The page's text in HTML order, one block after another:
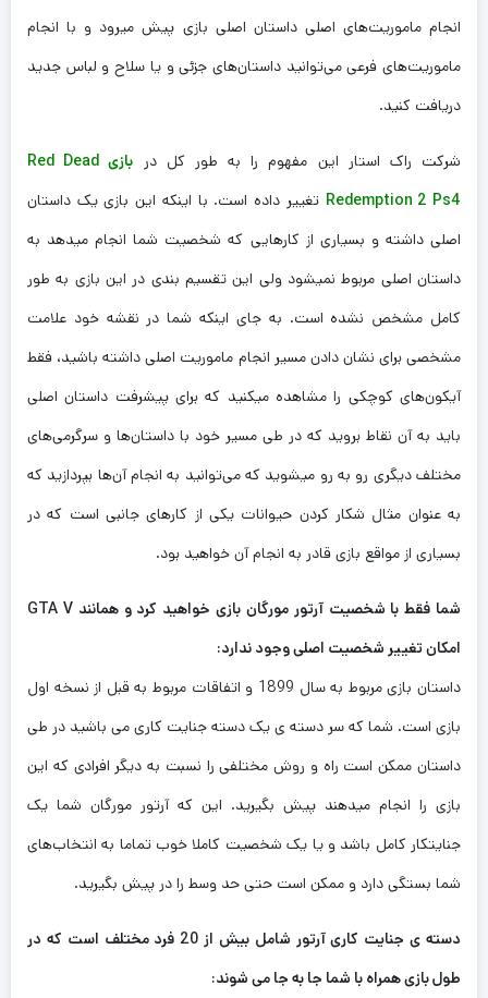
انجام ماموریت‌های اصلی داستان اصلی بازی پیش میرود و با انجام
ماموریت‌های فرعی می‌توانید داستان‌های جزئی و یا سلاح و لباس جدید
دریافت کنید.
شرکت راک استار این مفهوم را به طور کل در
بازی Red Dead
Redemption 2 Ps4 تغییر داده است. با اینکه این بازی یک داستان
اصلی داشته و بسیاری از کارهایی که شخصیت شما انجام میدهد به
داستان اصلی مربوط نمی­شود ولی این تقسیم بندی در این بازی به طور
کامل مشخص نشده است. به جای اینکه شما در نقشه خود علامت
مشخصی برای نشان دادن مسیر انجام ماموریت اصلی داشته باشید، فقط
آیکون‌های کوچکی را مشاهده میکنید که برای پیشرفت داستان اصلی
باید به آن نقاط بروید که در طی مسیر خود با داستان‌ها و سرگرمی‌های
مختلف دیگری رو به رو میشوید که می‌توانید به انجام آن‌ها بپردازید که
به عنوان مثال شکار کردن حیوانات یکی از کارهای جانبی است که در
بسیاری از مواقع بازی قادر به انجام آن خواهید بود.
شما فقط با شخصیت آرتور مورگان بازی خواهید کرد و همانند GTA V
امکان تغییر شخصیت اصلی وجود ندارد:
داستان بازی مربوط به سال 1899 و اتفاقات مربوط به قبل از نسخه اول
بازی است. شما که سر دسته ی یک دسته جنایت کاری می باشید در طی
داستان ممکن است راه و روش مختلفی را نسبت به دیگر افرادی که این
بازی را انجام میدهند پیش بگیرید. این که آرتور مورگان شما یک
جنایتکار کامل باشد و یا یک شخصیت کاملا خوب تماما به انتخاب‌های
شما بستگی دارد و ممکن است حتی حد وسط را در پیش بگیرید.
دسته ی جنایت کاری آرتور شامل بیش از 20 فرد مختلف است که در
طول بازی همراه با شما جا به جا می شوند: